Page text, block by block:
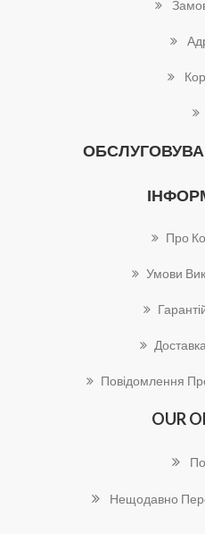
Про
Умови
Повідомлення
OUR
Нещодавно